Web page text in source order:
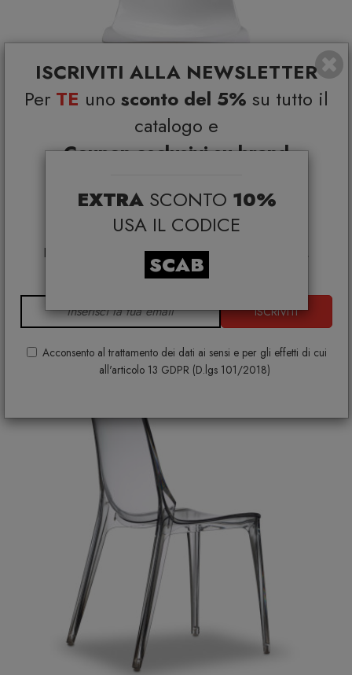
ISCRIVITI ALLA NEWSLETTER
Per TE uno sconto del 5% su tutto il
catalogo e
Coupon esclusivi su brand
*Coupon non cumulabile con altre promo e non
applicabile su:
Smeg, Bontempi Casa, Samsonite, BBB Italia,
Franke, Gufram, Memphis, Plust, Samsung, Faber,
Dunavox, Zafferano, VG, Slide
ISCRIVITI
Acconsento al trattamento dei dati ai sensi e per gli effetti di cui
all'articolo 13 GDPR (D.lgs 101/2018)
EXTRA SCONTO 10%
USA IL CODICE
SCAB
SCAB DESIGN
+ VARIANTI DISPONIBILI